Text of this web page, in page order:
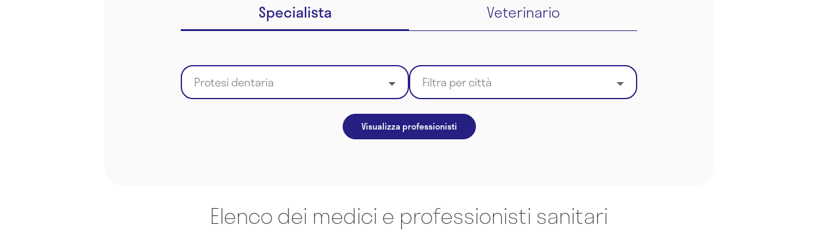
Specialista Veterinario
Protesi dentaria Filtra per città
Visualizza professionisti
Elenco dei medici e professionisti sanitari